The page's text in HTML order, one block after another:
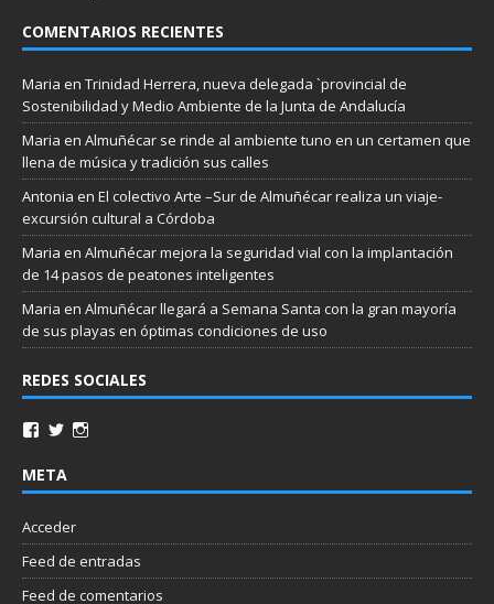
COMENTARIOS RECIENTES
Maria en Trinidad Herrera, nueva delegada `provincial de
Sostenibilidad y Medio Ambiente de la Junta de Andalucía
Maria en Almuñécar se rinde al ambiente tuno en un certamen que
llena de música y tradición sus calles
Antonia en El colectivo Arte –Sur de Almuñécar realiza un viaje-
excursión cultural a Córdoba
Maria en Almuñécar mejora la seguridad vial con la implantación
de 14 pasos de peatones inteligentes
Maria en Almuñécar llegará a Semana Santa con la gran mayoría
de sus playas en óptimas condiciones de uso
REDES SOCIALES
META
Acceder
Feed de entradas
Feed de comentarios